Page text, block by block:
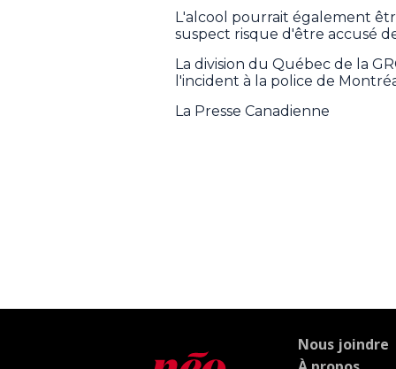
L'alcool pourrait également
suspect risque d'être accusé
La division du Québec de la
l'incident à la police de
La Presse Canadienne
Nous joindre